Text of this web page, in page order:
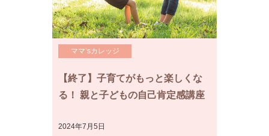
ママ’sカレッジ
【終了】子育てがもっと楽しくな
る！ 親と子どもの自己肯定感講座
2024年7月5日